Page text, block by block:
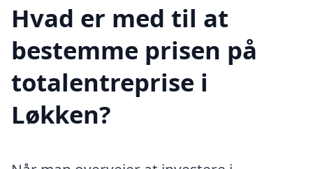
Hvad er med til at
bestemme prisen på
totalentreprise i
Løkken?